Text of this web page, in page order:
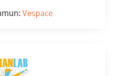
Vespace